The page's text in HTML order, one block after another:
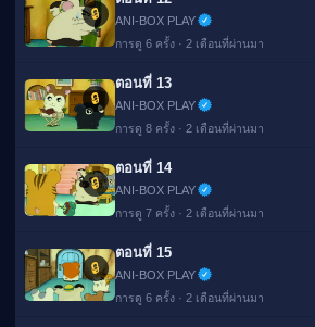
🔒
ANI-BOX PLAY
การดู 6 ครั้ง · 2 เดือนที่ผ่านมา
🔒
ตอนที่ 13
ANI-BOX PLAY
การดู 8 ครั้ง · 2 เดือนที่ผ่านมา
🔒
ตอนที่ 14
ANI-BOX PLAY
การดู 7 ครั้ง · 2 เดือนที่ผ่านมา
🔒
ตอนที่ 15
ANI-BOX PLAY
การดู 6 ครั้ง · 2 เดือนที่ผ่านมา